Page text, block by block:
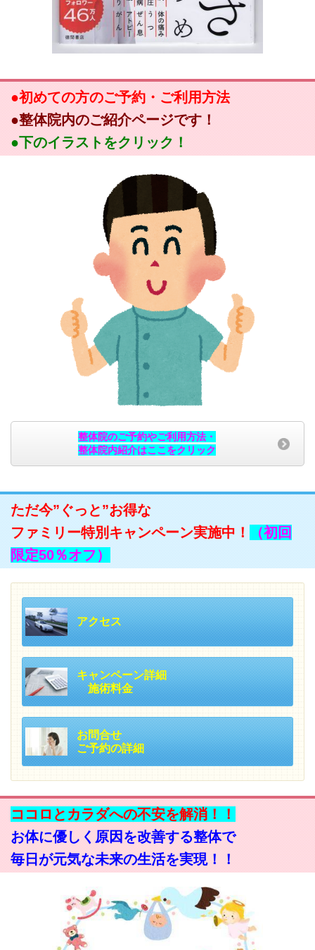
●初めての方のご予約・ご利用方法
●整体院内のご紹介ページです！
●下のイラストをクリック！
整体院のご予約やご利用方法・
整体院内紹介はここをクリック
ただ今”ぐっと”お得な
ファミリー特別キャンペーン実施中！
（初回
限定50％オフ）
アクセス
キャンペーン詳細
施術料金
お問合せ
ご予約の詳細
ココロとカラダへの不安を解消！！
お体に優しく原因を改善する整体で
毎日が元気な未来の生活を実現！！